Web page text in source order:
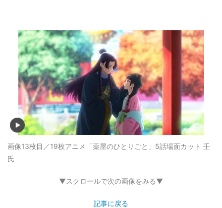
画像13枚目／19枚アニメ「薬屋のひとりごと」5話場面カット 壬
氏
▼スクロールで次の画像をみる▼
記事に戻る